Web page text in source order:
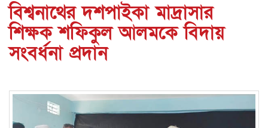
বিশ্বনাথের দশপাইকা মাদ্রাসার
শিক্ষক শফিকুল আলমকে বিদায়
সংবর্ধনা প্রদান